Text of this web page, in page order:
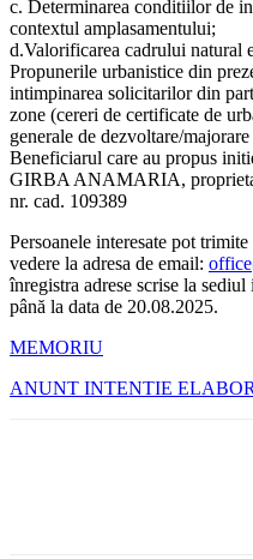
c. Determinarea conditiilor de
contextul amplasamentului;
d.Valorificarea cadrului natural
Propunerile urbanistice din
intimpinarea solicitarilor din
zone (cereri de certificate de
generale de dezvoltare/
Beneficiarul care au propus
GIRBA ANAMARIA,
nr. cad. 109389
Persoanele interesate pot
vedere la adresa de email:
înregistra adrese scrise la
până la data de 20.08.2025.
MEMORIU
ANUNT INTENTIE